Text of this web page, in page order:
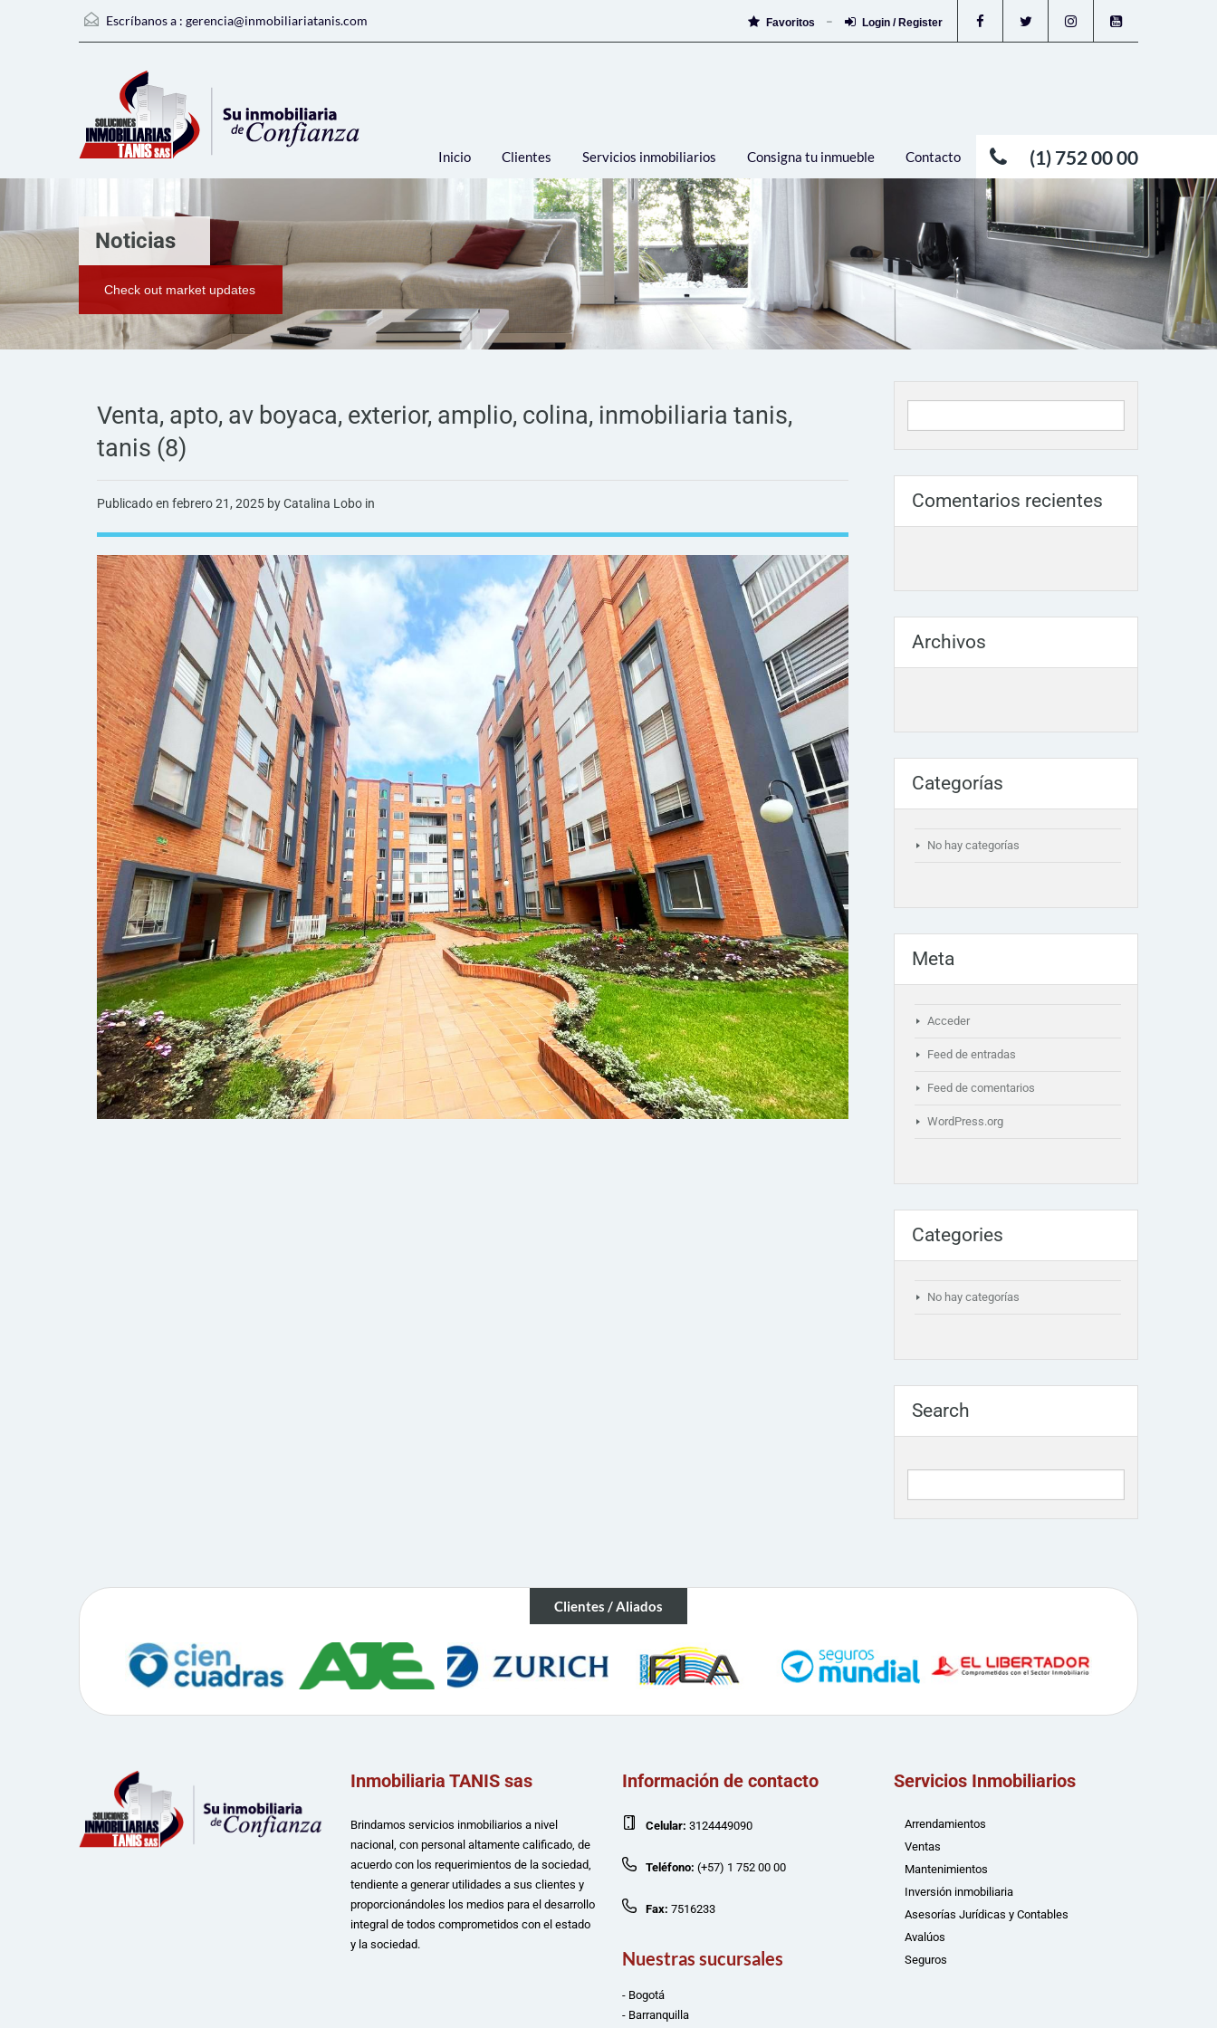
Escríbanos a : gerencia@inmobiliariatanis.com Favoritos Login / Register
(1) 752 00 00
Inicio Clientes Servicios inmobiliarios Consigna tu inmueble Contacto
Noticias
Check out market updates
Venta, apto, av boyaca, exterior, amplio, colina, inmobiliaria tanis,
tanis (8)
Publicado en febrero 21, 2025 by Catalina Lobo in Comentarios recientes
Archivos
Categorías
No hay categorías
Meta
Acceder
Feed de entradas
Feed de comentarios
WordPress.org
Categories
No hay categorías
Search
Clientes / Aliados
Inmobiliaria TANIS sas
Brindamos servicios inmobiliarios a nivel
nacional, con personal altamente calificado, de
acuerdo con los requerimientos de la sociedad,
tendiente a generar utilidades a sus clientes y
proporcionándoles los medios para el desarrollo
integral de todos comprometidos con el estado
y la sociedad.
Información de contacto
Celular: 3124449090
Teléfono: (+57) 1 752 00 00
Fax: 7516233
Nuestras sucursales
- Bogotá
- Barranquilla
Servicios Inmobiliarios
Arrendamientos
Ventas
Mantenimientos
Inversión inmobiliaria
Asesorías Jurídicas y Contables
Avalúos
Seguros